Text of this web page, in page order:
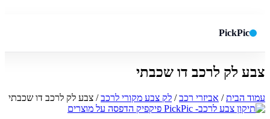
PickPic
חיפוש באתר
צבע לק לרכב דו שכבתי
עמוד הבית/ אביזרי רכב/ לק צבע מקורי לרכב/ צבע לק לרכב דו שכבתי